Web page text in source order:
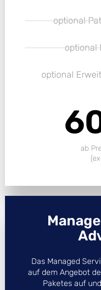
optional
optional
optional
ab
Das Managed
auf dem Angebot
Paketes auf